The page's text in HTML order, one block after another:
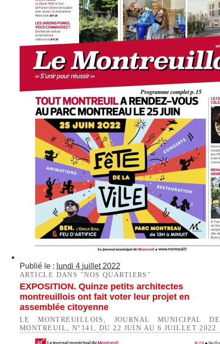
Publié le : lundi 4 juillet 2022
ARTICLE DANS "NOS QUARTIERS"
EXPOSITION. Quinze petits architectes
montreuillois ont fait voter leur projet en
assemblée citoyenne
LE MONTREUILLOIS, JOURNAL MUNICIPAL DE
MONTREUIL, N°141, DU 22 JUIN AU 6 JUILLET 2022